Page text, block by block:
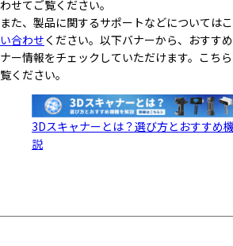
わせてご覧ください。
また、製品に関するサポートなどについては
い合わせ ください。以下バナーから、おすす
ナー情報をチェックしていただけます。こち
覧ください。
3Dスキャナーとは？選び方とおすすめ
説